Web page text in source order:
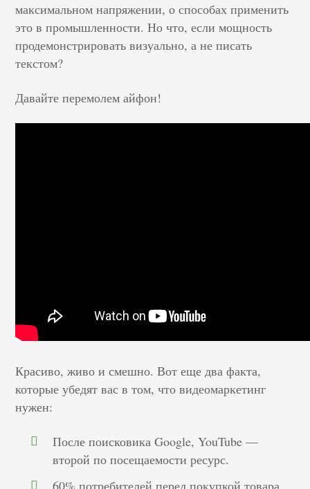
максимальном напряжении, о способах применить
это в промышленности. Но что, если мощность
продемонстрировать визуально, а не писать
текстом?
Давайте перемолем айфон!
Красиво, живо и смешно. Вот еще два факта,
которые убедят вас в том, что видеомаркетинг
нужен:
После поисковика Google, YouTube —
второй по посещаемости ресурс.
60% потребителей перед покупкой товара